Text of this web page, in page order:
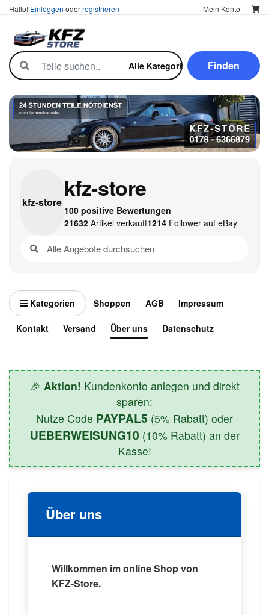
Hallo! Einloggen oderregistrieren Mein Konto
Finden
kfz-store
kfz-store
100 positive Bewertungen
21632Artikel verkauft1214Follower auf eBay
Kategorien Shoppen AGB Impressum
Kontakt Versand Über uns Datenschutz
🎉 Aktion! Kundenkonto anlegen und direkt
sparen:
Nutze Code PAYPAL5 (5% Rabatt) oder
UEBERWEISUNG10 (10% Rabatt) an der
Kasse!
Über uns
Willkommen im online Shop von
KFZ-Store.